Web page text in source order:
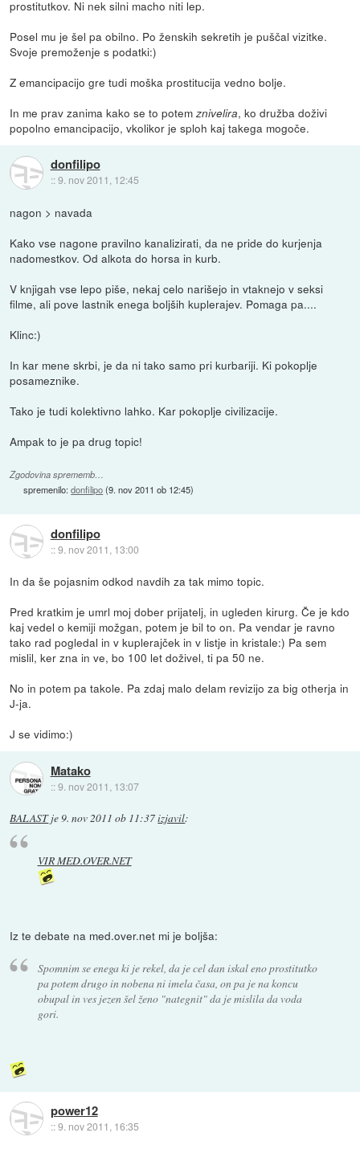
prostitutkov. Ni nek silni macho niti lep.
Posel mu je šel pa obilno. Po ženskih sekretih je puščal vizitke.
Svoje premoženje s podatki:)
Z emancipacijo gre tudi moška prostitucija vedno bolje.
In me prav zanima kako se to potemznivelira, ko družba doživi
popolno emancipacijo, vkolikor je sploh kaj takega mogoče.
donfilipo
::9. nov 2011, 12:45
nagon > navada
Kako vse nagone pravilno kanalizirati, da ne pride do kurjenja
nadomestkov. Od alkota do horsa in kurb.
V knjigah vse lepo piše, nekaj celo narišejo in vtaknejo v seksi
filme, ali pove lastnik enega boljših kuplerajev. Pomaga pa....
Klinc:)
In kar mene skrbi, je da ni tako samo pri kurbariji. Ki pokoplje
posameznike.
Tako je tudi kolektivno lahko. Kar pokoplje civilizacije.
Ampak to je pa drug topic!
Zgodovina sprememb…
spremenilo:donfilipo(9. nov 2011 ob 12:45)
donfilipo
::9. nov 2011, 13:00
In da še pojasnim odkod navdih za tak mimo topic.
Pred kratkim je umrl moj dober prijatelj, in ugleden kirurg. Če je kdo
kaj vedel o kemiji možgan, potem je bil to on. Pa vendar je ravno
tako rad pogledal in v kuplerajček in v listje in kristale:) Pa sem
mislil, ker zna in ve, bo 100 let doživel, ti pa 50 ne.
No in potem pa takole. Pa zdaj malo delam revizijo za big otherja in
J-ja.
J se vidimo:)
Matako
::9. nov 2011, 13:07
BALASTje9. nov 2011 ob 11:37izjavil:
VIR MED.OVER.NET
Iz te debate na med.over.net mi je boljša:
Spomnim se enega ki je rekel, da je cel dan iskal eno prostitutko
pa potem drugo in nobena ni imela časa, on pa je na koncu
obupal in ves jezen šel ženo "nategnit" da je mislila da voda
gori.
power12
::9. nov 2011, 16:35